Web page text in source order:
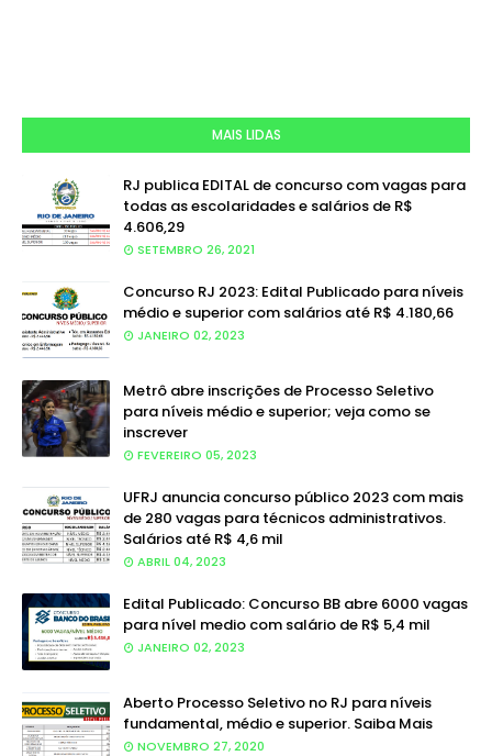
MAIS LIDAS
RJ publica EDITAL de concurso com vagas para
todas as escolaridades e salários de R$
4.606,29
SETEMBRO 26, 2021
Concurso RJ 2023: Edital Publicado para níveis
médio e superior com salários até R$ 4.180,66
JANEIRO 02, 2023
Metrô abre inscrições de Processo Seletivo
para níveis médio e superior; veja como se
inscrever
FEVEREIRO 05, 2023
UFRJ anuncia concurso público 2023 com mais
de 280 vagas para técnicos administrativos.
Salários até R$ 4,6 mil
ABRIL 04, 2023
Edital Publicado: Concurso BB abre 6000 vagas
para nível medio com salário de R$ 5,4 mil
JANEIRO 02, 2023
Aberto Processo Seletivo no RJ para níveis
fundamental, médio e superior. Saiba Mais
NOVEMBRO 27, 2020